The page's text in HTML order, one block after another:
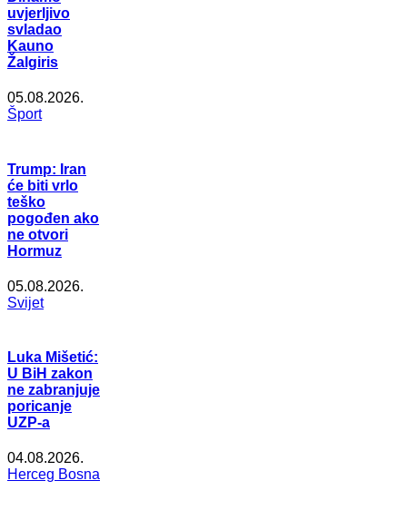
uvjerljivo
svladao
Kauno
Žalgiris
05.08.2026.
Šport
Trump: Iran
će biti vrlo
teško
pogođen ako
ne otvori
Hormuz
05.08.2026.
Svijet
Luka Mišetić:
U BiH zakon
ne zabranjuje
poricanje
UZP-a
04.08.2026.
Herceg Bosna